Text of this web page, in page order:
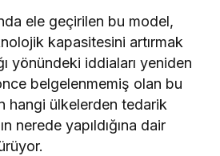
ele geçirilen bu model,
kapasitesini artırmak
yönündeki iddiaları yeniden
belgelenmemiş olan bu
hangi ülkelerden tedarik
nerede yapıldığına dair